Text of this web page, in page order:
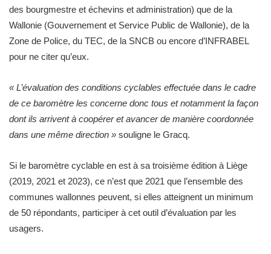
des bourgmestre et échevins et administration) que de la
Wallonie (Gouvernement et Service Public de Wallonie), de la
Zone de Police, du TEC, de la SNCB ou encore d’INFRABEL
pour ne citer qu’eux.
« L’évaluation des conditions cyclables effectuée dans le cadre
de ce baromètre les concerne donc tous et notamment la façon
dont ils arrivent à coopérer et avancer de manière coordonnée
dans une même direction » souligne le Gracq.
Si le baromètre cyclable en est à sa troisième édition à Liège
(2019, 2021 et 2023), ce n’est que 2021 que l’ensemble des
communes wallonnes peuvent, si elles atteignent un minimum
de 50 répondants, participer à cet outil d’évaluation par les
usagers.